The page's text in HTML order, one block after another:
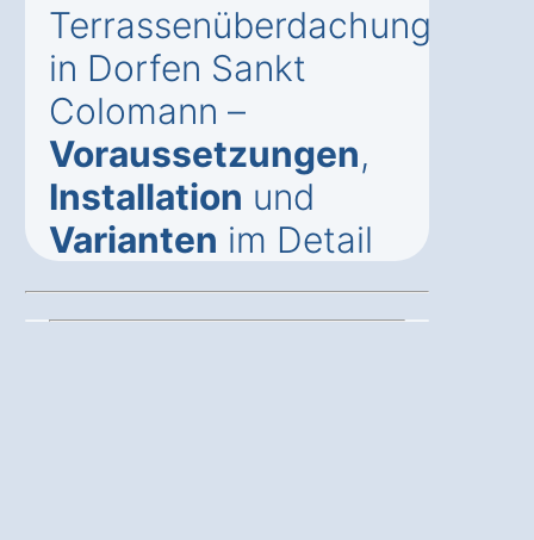
Terrassenüberdachung
in Dorfen Sankt
Colomann –
Voraussetzungen,
Installation und
Varianten im Detail